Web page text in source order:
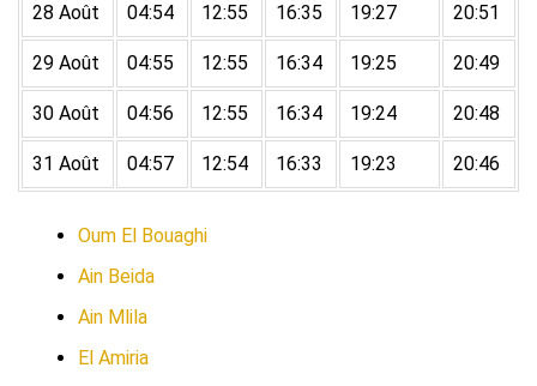
28 Août 04:54 12:55 16:35 19:27 20:51
29 Août 04:55 12:55 16:34 19:25 20:49
30 Août 04:56 12:55 16:34 19:24 20:48
31 Août 04:57 12:54 16:33 19:23 20:46
Oum El Bouaghi
Ain Beida
Ain Mlila
El Amiria